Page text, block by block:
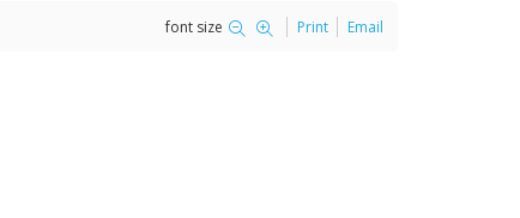
font size Print Email